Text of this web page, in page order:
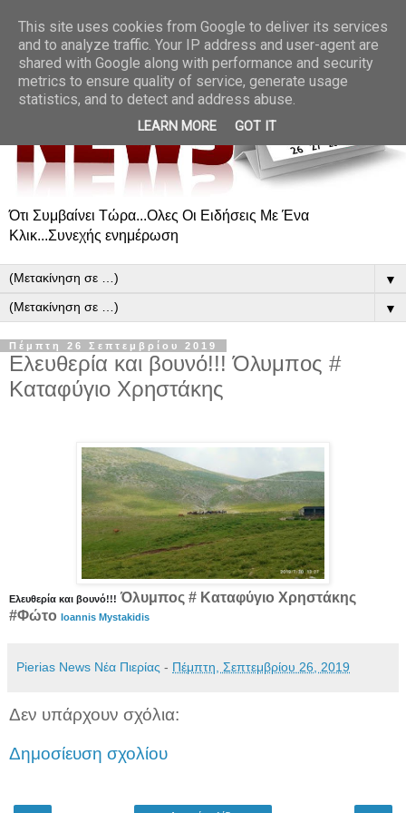
Ότι Συμβαίνει Τώρα...Ολες Οι Ειδήσεις Με Ένα
Κλικ...Συνεχής ενημέρωση
▼
▼
Πέμπτη 26 Σεπτεμβρίου 2019
Ελευθερία και βουνό!!! Όλυμπος #
Καταφύγιο Χρηστάκης
Ελευθερία και βουνό!!! Όλυμπος # Καταφύγιο Χρηστάκης
#Φώτο Ioannis Mystakidis
Pierias News Νέα Πιερίας - Πέμπτη, Σεπτεμβρίου 26, 2019
Δεν υπάρχουν σχόλια:
Δημοσίευση σχολίου
This site uses cookies from Google to deliver its services
and to analyze traffic. Your IP address and user-agent are
shared with Google along with performance and security
metrics to ensure quality of service, generate usage
statistics, and to detect and address abuse.
LEARN MORE GOT IT